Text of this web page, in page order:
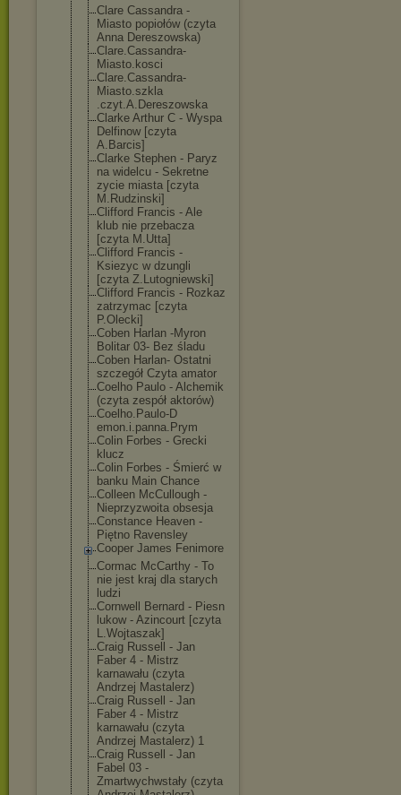
Clare Cassandra -
Miasto popiołów (czyta
Anna Dereszowska)
Clare.Cassandra-
Miasto.kosci
Clare.Cassandra-
Miasto.szkla
.czyt.A.Dereszowska
Clarke Arthur C - Wyspa
Delfinow [czyta
A.Barcis]
Clarke Stephen - Paryz
na widelcu - Sekretne
zycie miasta [czyta
M.Rudzinski]
Clifford Francis - Ale
klub nie przebacza
[czyta M.Utta]
Clifford Francis -
Ksiezyc w dzungli
[czyta Z.Lutogniewski]
Clifford Francis - Rozkaz
zatrzymac [czyta
P.Olecki]
Coben Harlan -Myron
Bolitar 03- Bez śladu
Coben Harlan- Ostatni
szczegół Czyta amator
Coelho Paulo - Alchemik
(czyta zespół aktorów)
Coelho.Paulo-D
emon.i.panna.Prym
Colin Forbes - Grecki
klucz
Colin Forbes - Śmierć w
banku Main Chance
Colleen McCullough -
Nieprzyzwoita obsesja
Constance Heaven -
Piętno Ravensley
Cooper James Fenimore
Cormac McCarthy - To
nie jest kraj dla starych
ludzi
Cornwell Bernard - Piesn
lukow - Azincourt [czyta
L.Wojtaszak]
Craig Russell - Jan
Faber 4 - Mistrz
karnawału (czyta
Andrzej Mastalerz)
Craig Russell - Jan
Faber 4 - Mistrz
karnawału (czyta
Andrzej Mastalerz) 1
Craig Russell - Jan
Fabel 03 -
Zmartwychwstały (czyta